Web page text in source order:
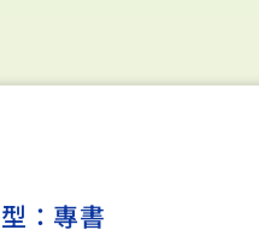
： 專書